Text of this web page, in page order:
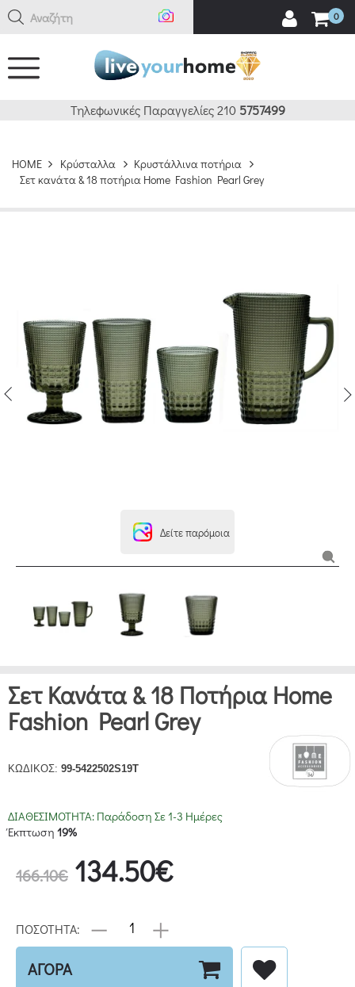
Αναζήτηση 0
Τηλεφωνικές Παραγγελίες 210 5757499
HOME Κρύσταλλα
Κρυστάλλινα ποτήρια
Σετ κανάτα & 18 ποτήρια Home Fashion Pearl Grey
Δείτε παρόμοια
Σετ Κανάτα & 18 Ποτήρια Home
Fashion Pearl Grey
ΚΩΔΙΚΟΣ: 99-5422502S19T
ΔΙΑΘΕΣΙΜΟΤΗΤΑ: Παράδοση Σε 1-3 Ημέρες
Έκπτωση 19%
166.10€ 134.50€
ΠΟΣΟΤΗΤΑ:
ΑΓΟΡΑ